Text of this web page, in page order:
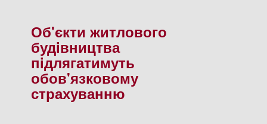
Об'єкти житлового
будiвництва
пiдлягатимуть
обов'язковому
страхуванню